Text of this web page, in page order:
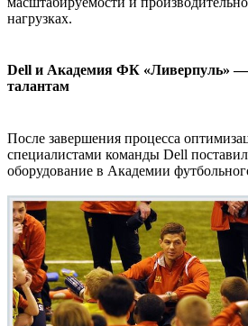
нагрузках.
Dell и Академия ФК «Ливерпуль»
талантам
После завершения процесса
специалистами команды Dell
оборудование в Академии